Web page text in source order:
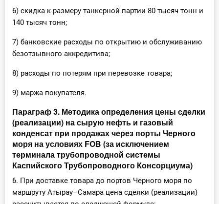
6) скидка к размеру танкерной партии 80 тысяч тонн и
140 тысяч тонн;
7) банковские расходы по открытию и обслуживанию
безотзывного аккредитива;
8) расходы по потерям при перевозке товара;
9) маржа покупателя.
Параграф 3. Методика определения цены сделки
(реализации) на сырую нефть и газовый
конденсат при продажах через порты Черного
моря на условиях FOB (за исключением
терминала трубопроводной системы
Каспийского Трубопроводного Консорциума)
6. При доставке товара до портов Черного моря по
маршруту Атырау–Самара цена сделки (реализации)